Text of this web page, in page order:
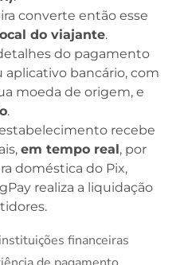
converte então esse
do viajante.
do pagamento
bancário, com
moeda de origem, e
.
recebe
em tempo real , por
doméstica do Pix,
realiza a liquidação
financeiras